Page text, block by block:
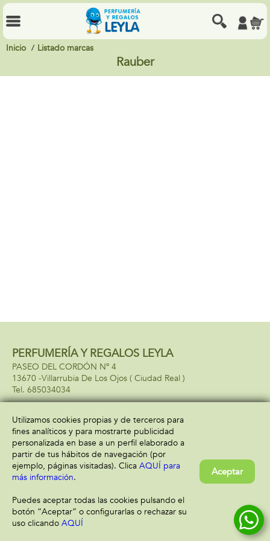
Inicio Listado marcas
Rauber
PERFUMERÍA Y REGALOS LEYLA
PASEO DEL CORDÓN Nº 4
13670 -Villarrubia De Los Ojos ( Ciudad Real )
685034034
Información
Aviso legal
Política de privacidad
Política de cookies
Atención al cliente
Envío y devolución
Utilizamos cookies propias y de terceros para
fines analíticos y para mostrarte publicidad
personalizada en base a un perfil elaborado a
partir de tus hábitos de navegación (por
ejemplo, páginas visitadas). Clica AQUÍ para
más información.
Puedes aceptar todas las cookies pulsando el
botón “Aceptar” o configurarlas o rechazar su
uso clicando AQUÍ
Aceptar